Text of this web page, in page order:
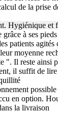
de la prise
Hygiénique et
grâce à ses
patients agités
moyenne
". Il reste ainsi
il suffit de
possible
en option.
la livraison